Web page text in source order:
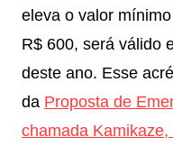
eleva o valor
R$ 600, será válido
deste ano. Esse
da Proposta de
chamada